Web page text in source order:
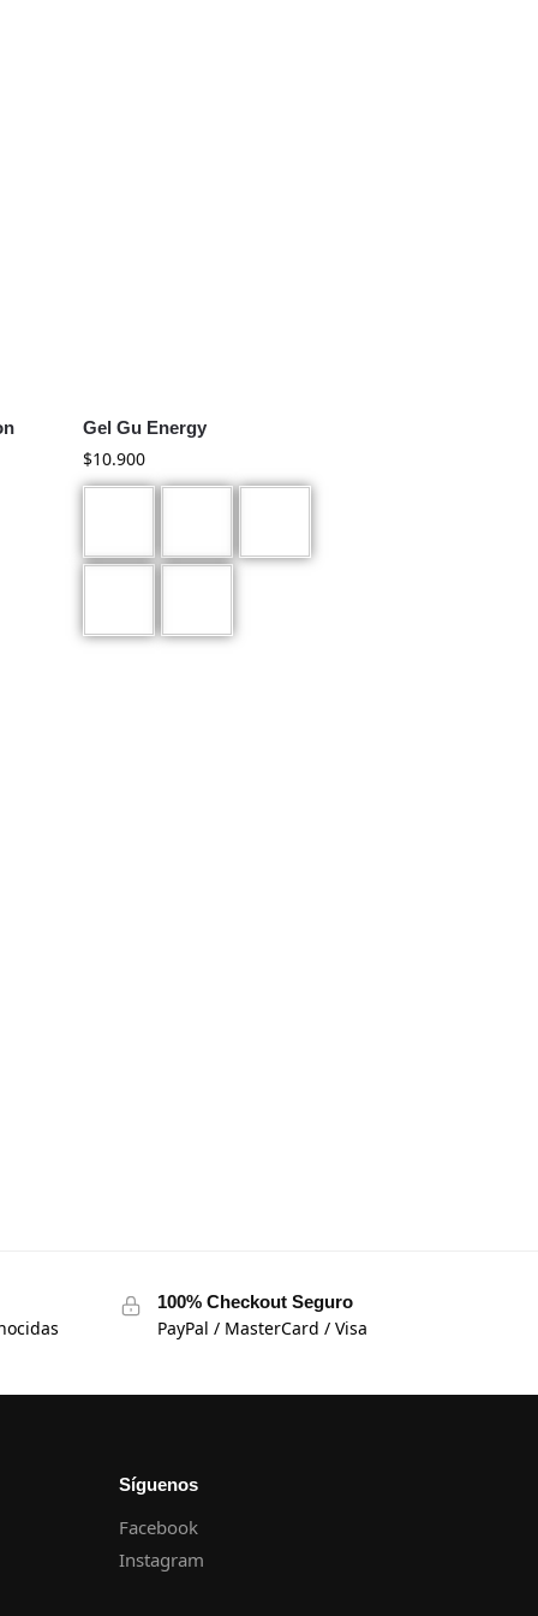
Gel Gu Energy
$10.900
100% Checkout Seguro
PayPal / MasterCard / Visa
Síguenos
Facebook
Instagram